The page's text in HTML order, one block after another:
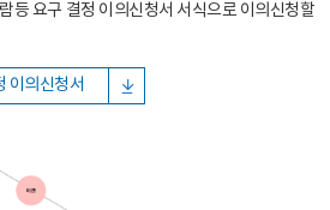
등 요구 결정 이의신청서 서식으로 이의신청할
이의신청서